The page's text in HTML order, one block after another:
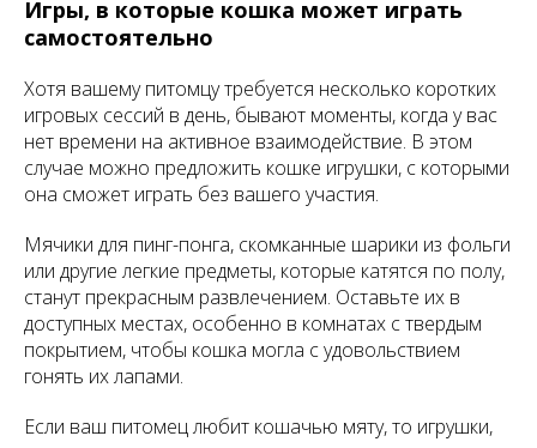
Игры, в которые кошка может играть
самостоятельно
Хотя вашему питомцу требуется несколько коротких
игровых сессий в день, бывают моменты, когда у вас
нет времени на активное взаимодействие. В этом
случае можно предложить кошке игрушки, с которыми
она сможет играть без вашего участия.
Мячики для пинг-понга, скомканные шарики из фольги
или другие легкие предметы, которые катятся по полу,
станут прекрасным развлечением. Оставьте их в
доступных местах, особенно в комнатах с твердым
покрытием, чтобы кошка могла с удовольствием
гонять их лапами.
Если ваш питомец любит кошачью мяту, то игрушки,